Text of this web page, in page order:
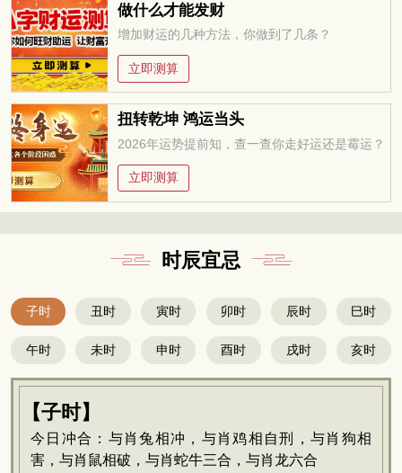
做什么才能发财
增加财运的几种方法，你做到了几条？
立即测算
扭转乾坤 鸿运当头
2026年运势提前知，查一查你走好运还是霉运？
立即测算
时辰宜忌
子时 丑时 寅时 卯时 辰时 巳时
午时 未时 申时 酉时 戌时 亥时
【子时】
今日冲合：与肖兔相冲，与肖鸡相自刑，与肖狗相
害，与肖鼠相破，与肖蛇牛三合，与肖龙六合